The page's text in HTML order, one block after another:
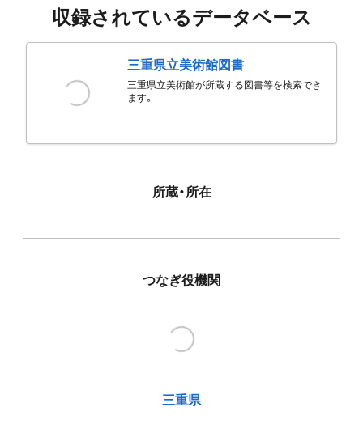
収録されているデータベース
三重県立美術館図書
三重県立美術館が所蔵する図書等を検索でき
ます。
所蔵・所在
つなぎ役機関
三重県